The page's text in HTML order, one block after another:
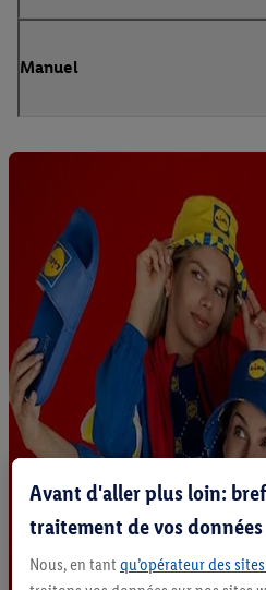
Manuel
Avant d'aller plus loin:
traitement de vos données
Nous, en tant qu’opérateur des